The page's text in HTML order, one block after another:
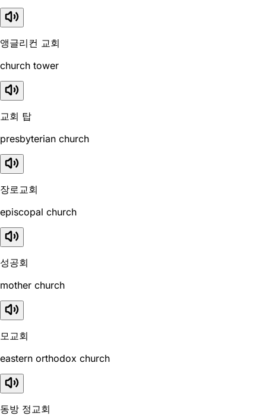
앵글리컨 교회
church tower
교회 탑
presbyterian church
장로교회
episcopal church
성공회
mother church
모교회
eastern orthodox church
동방 정교회